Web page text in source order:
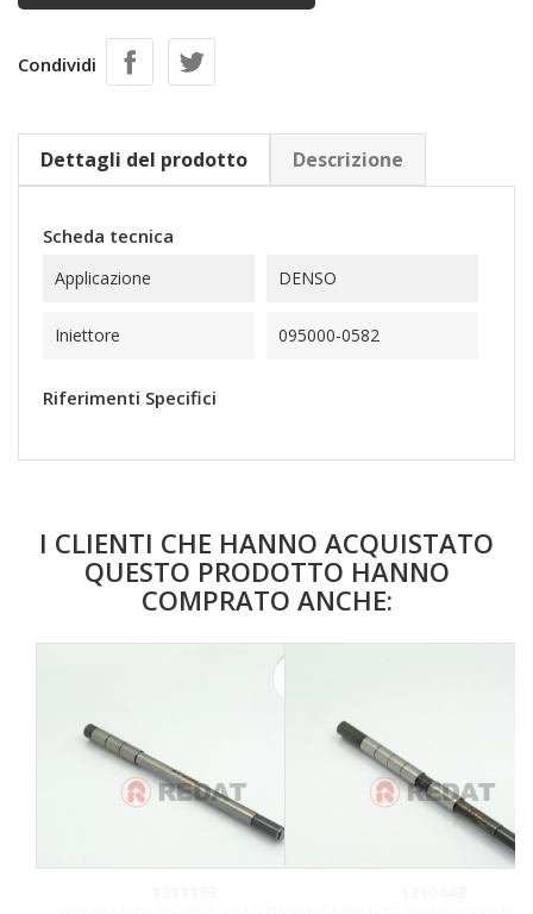
Condividi
Dettagli del prodotto Descrizione
Scheda tecnica
Applicazione DENSO
Iniettore 095000-0582
Riferimenti Specifici
I CLIENTI CHE HANNO ACQUISTATO
QUESTO PRODOTTO HANNO
COMPRATO ANCHE: